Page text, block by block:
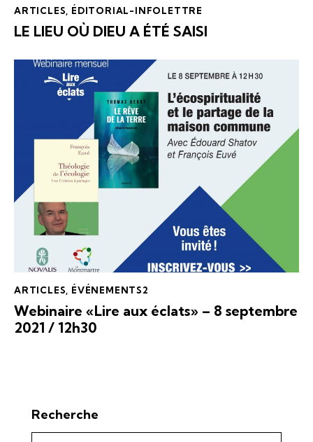
ARTICLES, ÉDITORIAL-INFOLETTRE
LE LIEU OÙ DIEU A ÉTÉ SAISI
ARTICLES, ÉVÉNEMENTS2
Webinaire «Lire aux éclats» – 8 septembre
2021 / 12h30
Recherche